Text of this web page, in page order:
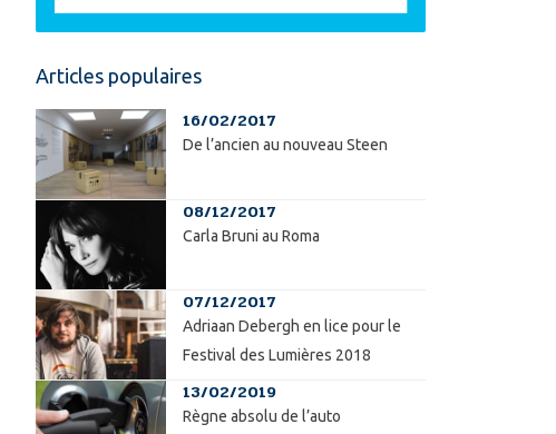
Articles populaires
16/02/2017
De l’ancien au nouveau Steen
08/12/2017
Carla Bruni au Roma
07/12/2017
Adriaan Debergh en lice pour le
Festival des Lumières 2018
13/02/2019
Règne absolu de l’auto